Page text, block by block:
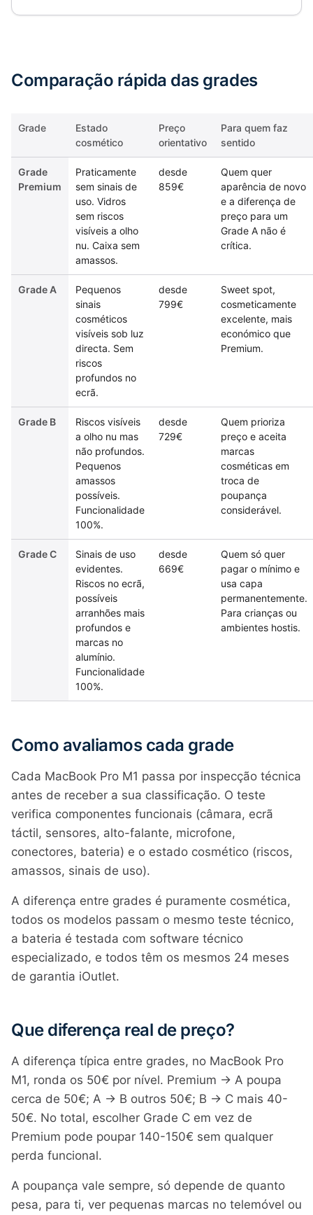
Comparação rápida das grades
Grade
Estado
cosmético
Preço
orientativo
Para quem faz
sentido
Grade
Premium
Praticamente
sem sinais de
uso. Vidros
sem riscos
visíveis a olho
nu. Caixa sem
amassos.
desde
859€
Quem quer
aparência de novo
e a diferença de
preço para um
Grade A não é
crítica.
Grade A
Pequenos
sinais
cosméticos
visíveis sob luz
directa. Sem
riscos
profundos no
ecrã.
desde
799€
Sweet spot,
cosmeticamente
excelente, mais
económico que
Premium.
Grade B
Riscos visíveis
a olho nu mas
não profundos.
Pequenos
amassos
possíveis.
Funcionalidade
100%.
desde
729€
Quem prioriza
preço e aceita
marcas
cosméticas em
troca de
poupança
considerável.
Grade C
Sinais de uso
evidentes.
Riscos no ecrã,
possíveis
arranhões mais
profundos e
marcas no
alumínio.
Funcionalidade
100%.
desde
669€
Quem só quer
pagar o mínimo e
usa capa
permanentemente.
Para crianças ou
ambientes hostis.
Como avaliamos cada grade
Cada MacBook Pro M1 passa por inspecção técnica
antes de receber a sua classificação. O teste
verifica componentes funcionais (câmara, ecrã
táctil, sensores, alto-falante, microfone,
conectores, bateria) e o estado cosmético (riscos,
amassos, sinais de uso).
A diferença entre grades é puramente cosmética,
todos os modelos passam o mesmo teste técnico,
a bateria é testada com software técnico
especializado, e todos têm os mesmos 24 meses
de garantia iOutlet.
Que diferença real de preço?
A diferença típica entre grades, no MacBook Pro
M1, ronda os 50€ por nível. Premium → A poupa
cerca de 50€; A → B outros 50€; B → C mais 40-
50€. No total, escolher Grade C em vez de
Premium pode poupar 140-150€ sem qualquer
perda funcional.
A poupança vale sempre, só depende de quanto
pesa, para ti, ver pequenas marcas no telemóvel ou